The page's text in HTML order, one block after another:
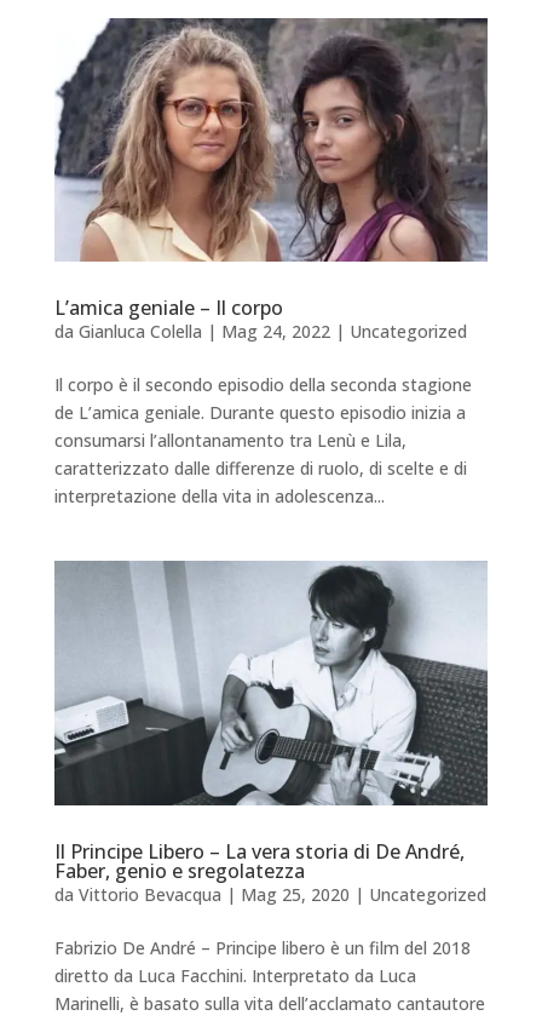
L’amica geniale – Il corpo
da Gianluca Colella | Mag 24, 2022| Uncategorized
Il corpo è il secondo episodio della seconda stagione
de L’amica geniale. Durante questo episodio inizia a
consumarsi l’allontanamento tra Lenù e Lila,
caratterizzato dalle differenze di ruolo, di scelte e di
interpretazione della vita in adolescenza...
Il Principe Libero – La vera storia di De André,
Faber, genio e sregolatezza
da Vittorio Bevacqua | Mag 25, 2020 | Uncategorized
Fabrizio De André – Principe libero è un film del 2018
diretto da Luca Facchini. Interpretato da Luca
Marinelli, è basato sulla vita dell’acclamato cantautore